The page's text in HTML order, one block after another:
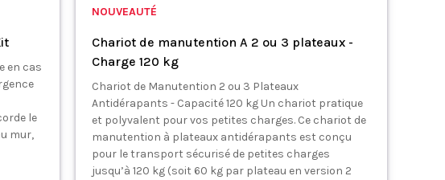
en cas
le
mur,
NOUVEAUTÉ
Chariot de manutention A 2 ou 3 plateaux -
Charge 120 kg
Chariot de Manutention 2 ou 3 Plateaux
Antidérapants - Capacité 120 kg Un chariot pratique
et polyvalent pour vos petites charges. Ce chariot de
manutention à plateaux antidérapants est conçu
pour le transport sécurisé de petites charges
jusqu’à 120 kg (soit 60 kg par plateau en version 2